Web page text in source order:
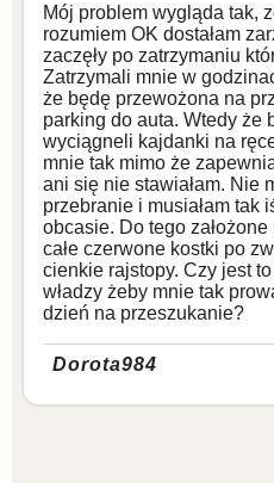
Mój problem wygląda tak,
rozumiem OK dostałam
zaczęły po zatrzymaniu
Zatrzymali mnie w
że będę przewożona na
parking do auta. Wtedy że
wyciągneli kajdanki na
mnie tak mimo że
ani się nie stawiałam. Nie
przebranie i musiałam tak
obcasie. Do tego założone
całe czerwone kostki po
cienkie rajstopy. Czy jest
władzy żeby mnie tak
dzień na przeszukanie?
Dorota984